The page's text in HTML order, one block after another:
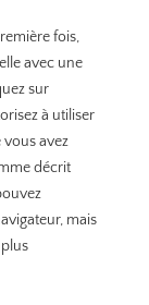
fois,
avec une
sur
à utiliser
vous avez
décrit
mais